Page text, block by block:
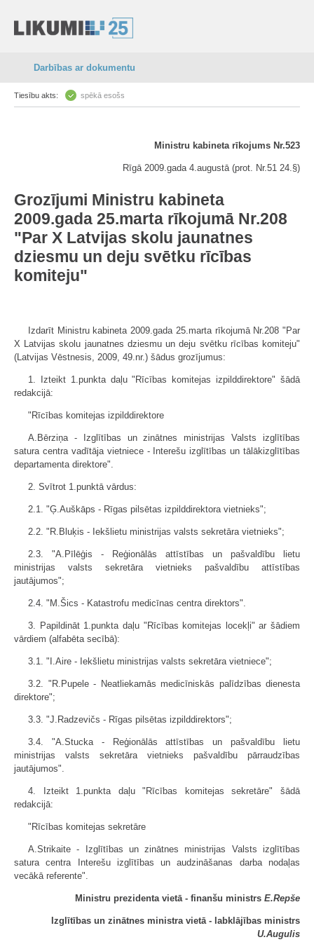
Darbības ar dokumentu
Tiesību akts: spēkā esošs
Ministru kabineta rīkojums Nr.523
Rīgā 2009.gada 4.augustā (prot. Nr.51 24.§)
Grozījumi Ministru kabineta
2009.gada 25.marta rīkojumā Nr.208
"Par X Latvijas skolu jaunatnes
dziesmu un deju svētku rīcības
komiteju"
Izdarīt Ministru kabineta 2009.gada 25.marta rīkojumā Nr.208 "Par
X Latvijas skolu jaunatnes dziesmu un deju svētku rīcības komiteju"
(Latvijas Vēstnesis, 2009, 49.nr.) šādus grozījumus:
1. Izteikt 1.punkta daļu "Rīcības komitejas izpilddirektore" šādā
redakcijā:
"Rīcības komitejas izpilddirektore
A.Bērziņa - Izglītības un zinātnes ministrijas Valsts izglītības
satura centra vadītāja vietniece - Interešu izglītības un tālākizglītības
departamenta direktore".
2. Svītrot 1.punktā vārdus:
2.1. "Ģ.Auškāps - Rīgas pilsētas izpilddirektora vietnieks";
2.2. "R.Bluķis - Iekšlietu ministrijas valsts sekretāra vietnieks";
2.3. "A.Pīlēģis - Reģionālās attīstības un pašvaldību lietu
ministrijas valsts sekretāra vietnieks pašvaldību attīstības
jautājumos";
2.4. "M.Šics - Katastrofu medicīnas centra direktors".
3. Papildināt 1.punkta daļu "Rīcības komitejas locekļi" ar šādiem
vārdiem (alfabēta secībā):
3.1. "I.Aire - Iekšlietu ministrijas valsts sekretāra vietniece";
3.2. "R.Pupele - Neatliekamās medicīniskās palīdzības dienesta
direk­tore";
3.3. "J.Radzevičs - Rīgas pilsētas izpilddirektors";
3.4. "A.Stucka - Reģionālās attīstības un pašvaldību lietu
ministrijas valsts sekretāra vietnieks pašvaldību pārraudzības
jautājumos".
4. Izteikt 1.punkta daļu "Rīcības komitejas sekretāre" šādā
redakcijā:
"Rīcības komitejas sekretāre
A.Strikaite - Izglītības un zinātnes ministrijas Valsts izglītības
satura centra Interešu izglītības un audzināšanas darba nodaļas
vecākā referente".
Ministru prezidenta vietā - finanšu ministrs E.Repše
Izglītības un zinātnes ministra vietā - labklājības ministrs
U.Augulis